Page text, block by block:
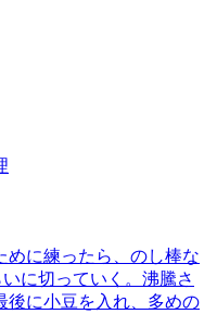
めに練ったら、のし棒な
に切っていく。沸騰さ
後に小豆を入れ、多めの